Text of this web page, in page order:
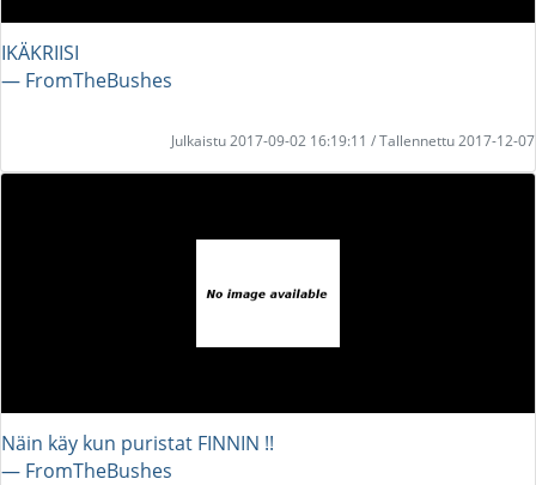
IKÄKRIISI
― FromTheBushes
Julkaistu 2017-09-02 16:19:11 / Tallennettu 2017-12-07
Näin käy kun puristat FINNIN !!
― FromTheBushes